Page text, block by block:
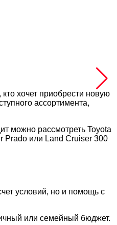
хочет приобрести новую
ассортимента,
можно рассмотреть Toyota
Prado или Land Cruiser 300
условий, но и помощь с
или семейный бюджет.